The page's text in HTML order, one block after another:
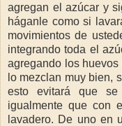
agregan el azúcar y
háganle como si
movimientos de
integrando toda el
agregando los
lo mezclan muy bien,
esto evitará que
igualmente que con
lavadero. De uno en